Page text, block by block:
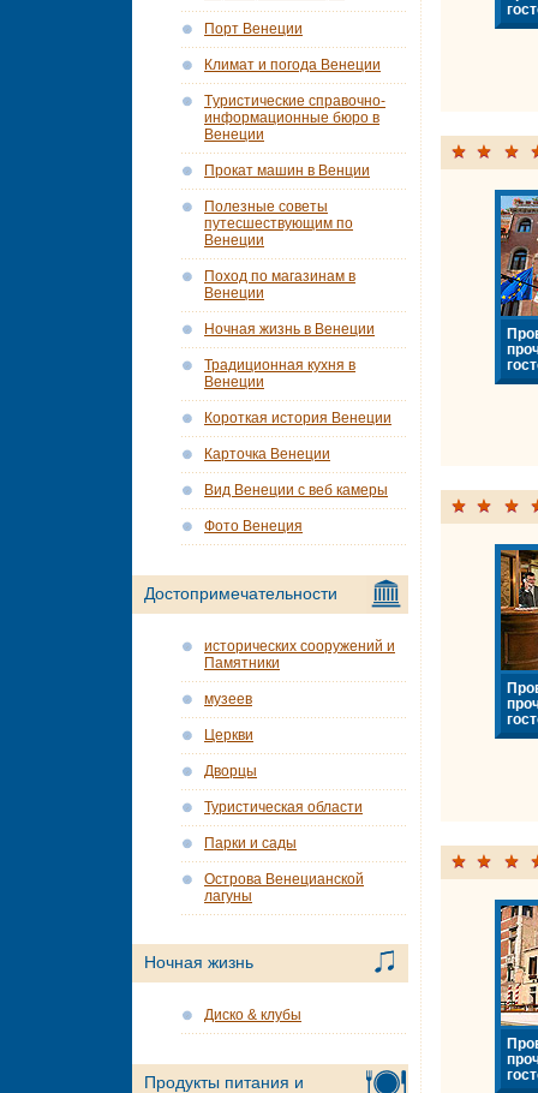
Порт Венеции
Климат и погода Венеции
Tуристические справочно-
информационные бюро в
Венеции
Прокат машин в Венции
Полезные советы
путесшествующим по
Венеции
Поход по магазинам в
Венеции
Ночная жизнь в Венеции
Традиционная кухня в
Венеции
Короткая история Венеции
Карточка Венеции
Вид Венеции с веб камеры
Фото Венеция
Достопримечательности
исторических сооружений и
Памятники
музеев
Церкви
Дворцы
Туристическая области
Парки и сады
Острова Венецианской
лагуны
Ночная жизнь
Диско & клубы
Продукты питания и